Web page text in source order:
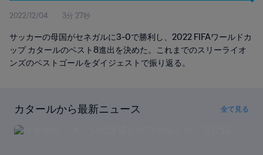
2022/12/04 3分 27秒
サッカーの母国がセネガルに3-0で勝利し、2022 FIFAワールドカ
ップ カタールのベスト8進出を決めた。これまでのスリーライオ
ンズのベストゴールをダイジェストで振り返る。
カタールから最新ニュース 全て見る